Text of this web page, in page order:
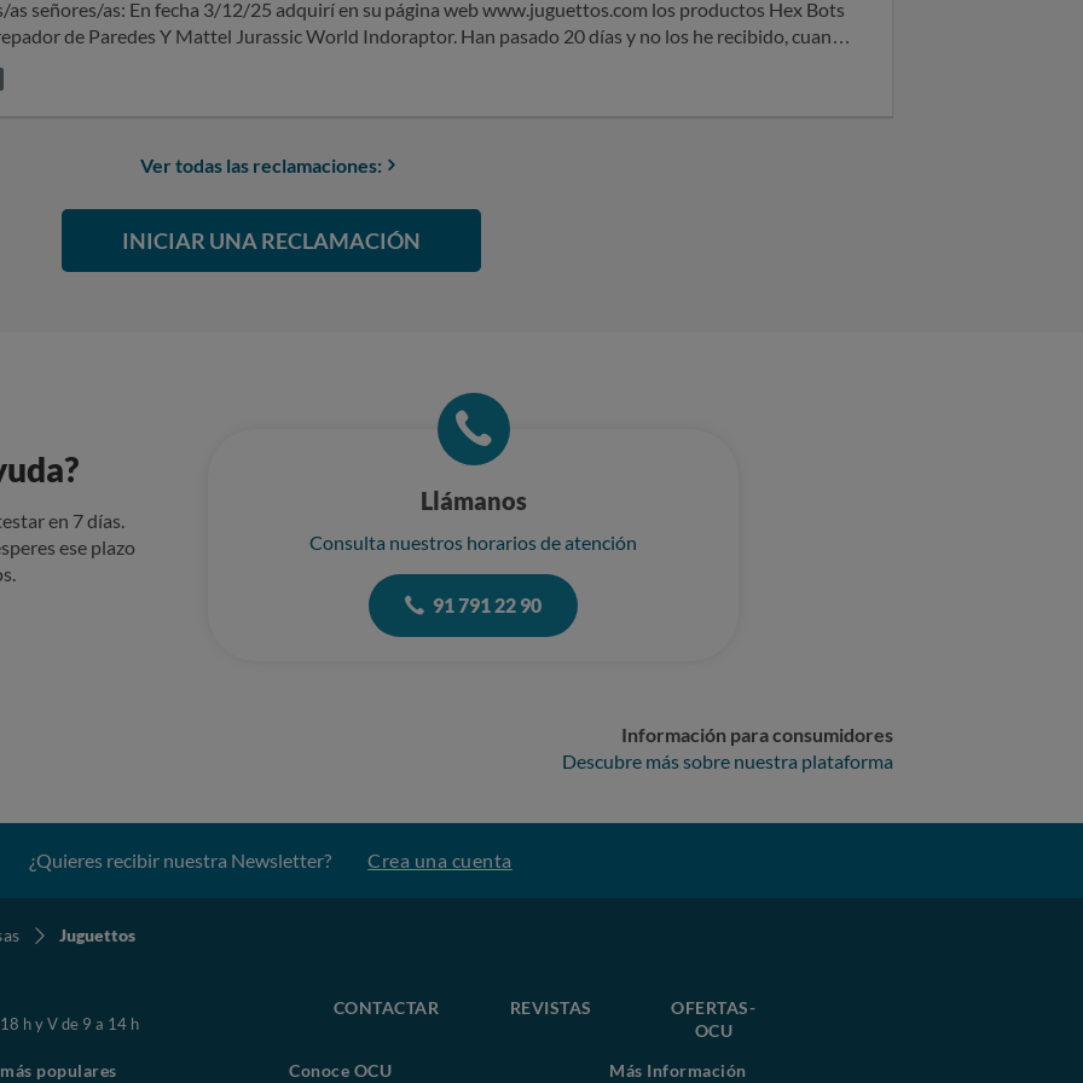
en su página web www.juguettos.com los productos Hex Bots
Paredes Y Mattel Jurassic World Indoraptor. Han pasado 20 días y no los he recibido, cuando
contactado sin éxito con atención al cliente varias veces. Adjunto los
primera - reclamacion segunda SOLICITO se me haga
Ver todas las reclamaciones:
INICIAR UNA RECLAMACIÓN
en 7 días.
ese plazo
Llámanos
Consulta nuestros horarios de atención
91 791 22 90
Información para consumidores
Descubre más sobre nuestra plataforma
¿Quieres recibir nuestra Newsletter? Crea una cuenta
Juguettos
h y V de 9 a 14 h
CONTACTAR REVISTAS
OFERTAS-
OCU
populares Conoce OCU Más Información